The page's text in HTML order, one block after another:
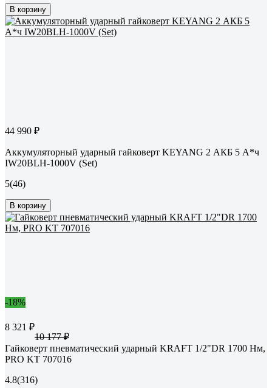
В корзину
44 990 ₽
Аккумуляторный ударный гайковерт KEYANG 2 АКБ 5 А*ч
IW20BLH-1000V (Set)
5(46)
В корзину
-18%
8 321 ₽
10 177 ₽
Гайковерт пневматический ударный KRAFT 1/2"DR 1700 Нм,
PRO KT 707016
4.8(316)